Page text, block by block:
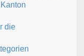
die